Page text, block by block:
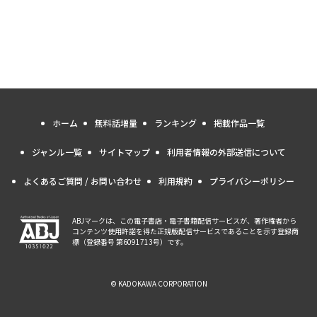
ホーム 無料話増量 ランキング 掲載作品一覧
ジャンル一覧 サイトマップ 利用者情報の外部送信について
よくあるご質問 / お問い合わせ 利用規約 プライバシーポリシー
ABJマークは、この電子書店・電子書籍配信サービスが、著作権者から
コンテンツ使用許諾を得た正規版配信サービスであることを示す登録商
標（登録番号 第6091713号）です。
© KADOKAWA CORPORATION